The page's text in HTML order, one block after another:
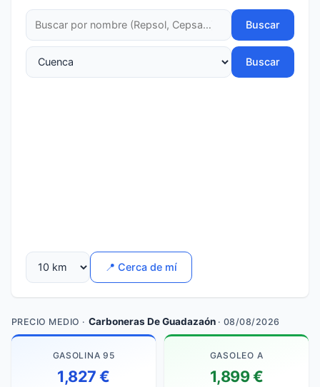
Buscar
Buscar
📍 Cerca de mí
PRECIO MEDIO · Carboneras De Guadazaón· 08/08/2026
GASOLINA 95
1,827 €
GASOLEO A
1,899 €